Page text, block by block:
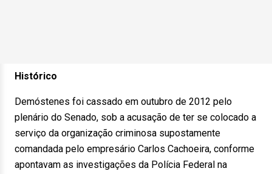
Histórico
Demóstenes foi cassado em outubro de 2012 pelo
plenário do Senado, sob a acusação de ter se colocado a
serviço da organização criminosa supostamente
comandada pelo empresário Carlos Cachoeira, conforme
apontavam as investigações da Polícia Federal na